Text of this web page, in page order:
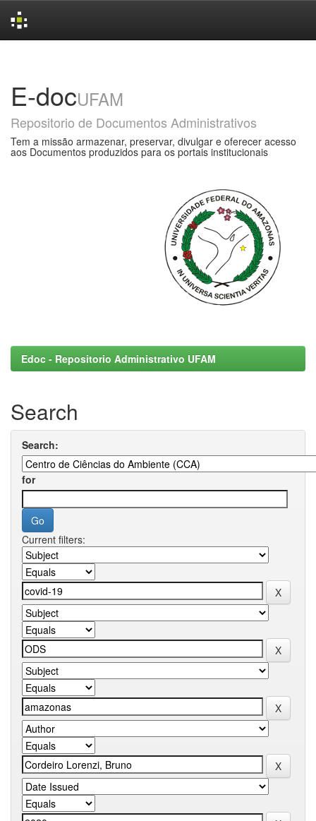
E-docUFAM
Repositorio de Documentos Administrativos
Tem a missão armazenar, preservar, divulgar e oferecer acesso
aos Documentos produzidos para os portais institucionais
Edoc - Repositorio Administrativo UFAM
Search
Search:
for
Current filters: